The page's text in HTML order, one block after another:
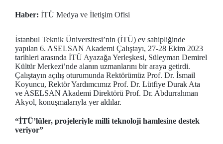
Haber: İTÜ Medya ve İletişim Ofisi
İstanbul Teknik Üniversitesi’nin (İTÜ) ev sahipliğinde
yapılan 6. ASELSAN Akademi Çalıştayı, 27-28 Ekim 2023
tarihleri arasında İTÜ Ayazağa Yerleşkesi, Süleyman Demirel
Kültür Merkezi’nde alanın uzmanlarını bir araya getirdi.
Çalıştayın açılış oturumunda Rektörümüz Prof. Dr. İsmail
Koyuncu, Rektör Yardımcımız Prof. Dr. Lütfiye Durak Ata
ve ASELSAN Akademi Direktörü Prof. Dr. Abdurrahman
Akyol, konuşmalarıyla yer aldılar.
“İTÜ’lüler, projeleriyle milli teknoloji hamlesine destek
veriyor”